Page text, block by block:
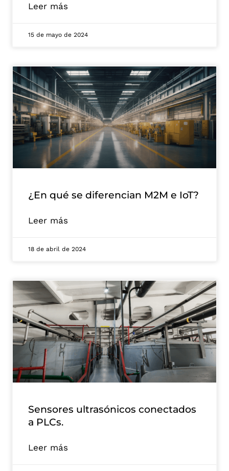
Leer más
15 de mayo de 2024
¿En qué se diferencian M2M e IoT?
Leer más
18 de abril de 2024
Sensores ultrasónicos conectados
a PLCs.
Leer más